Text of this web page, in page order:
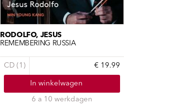
RODOLFO, JESUS
REMEMBERING RUSSIA
CD (1) € 19.99
In winkelwagen
6 a 10 werkdagen